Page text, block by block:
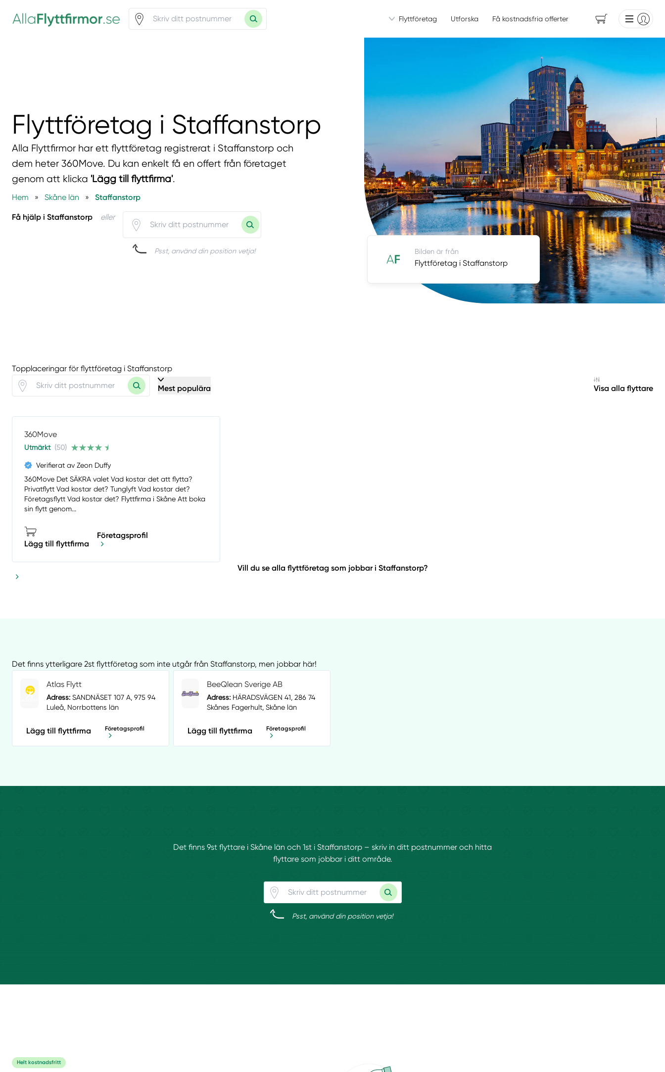
Flyttföretag Utforska Få kostnadsfria offerter
Flyttföretag i Staffanstorp
Alla Flyttfirmor har ett flyttföretag registrerat i Staffanstorp och
dem heter 360Move. Du kan enkelt få en offert från företaget
genom att klicka 'Lägg till flyttfirma'.
Hem » Skåne län » Staffanstorp
Få hjälp i Staffanstorp eller
Psst, använd din position vetja! Bilden är från
Flyttföretag i Staffanstorp
Topplaceringar för flyttföretag i Staffanstorp
Mest populära Visa alla flyttare
360Move
Utmärkt (50)
Verifierat av Zeon Duffy
360Move Det SÄKRA valet Vad kostar det att flytta?
Privatflytt Vad kostar det? Tunglyft Vad kostar det?
Företagsflytt Vad kostar det? Flyttfirma i Skåne Att boka
sin flytt genom...
Lägg till flyttfirma
Företagsprofil
Vill du se alla flyttföretag som jobbar i Staffanstorp?
Det finns ytterligare 2st flyttföretag som inte utgår från Staffanstorp, men jobbar här!
Atlas Flytt
Adress: SANDNÄSET 107 A, 975 94
Luleå, Norrbottens län
Lägg till flyttfirma Företagsprofil
BeeQlean Sverige AB
Adress:HÄRADSVÄGEN 41, 286 74
Skånes Fagerhult, Skåne län
Lägg till flyttfirma Företagsprofil
Det finns 9st flyttare i Skåne län och 1st i Staffanstorp – skriv in ditt postnummer och hitta
flyttare som jobbar i ditt område.
Psst, använd din position vetja!
Helt kostnadsfritt